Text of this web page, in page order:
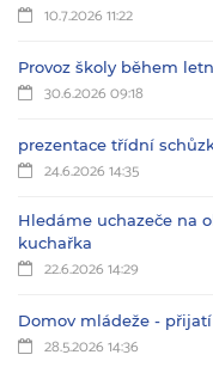
10.7.2026 11:22
Provoz školy během
30.6.2026 09:18
prezentace třídní
24.6.2026 14:35
Hledáme uchazeče na
kuchařka
22.6.2026 14:29
Domov mládeže - přijatí
28.5.2026 14:36